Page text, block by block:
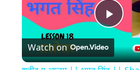
Play
Watch on